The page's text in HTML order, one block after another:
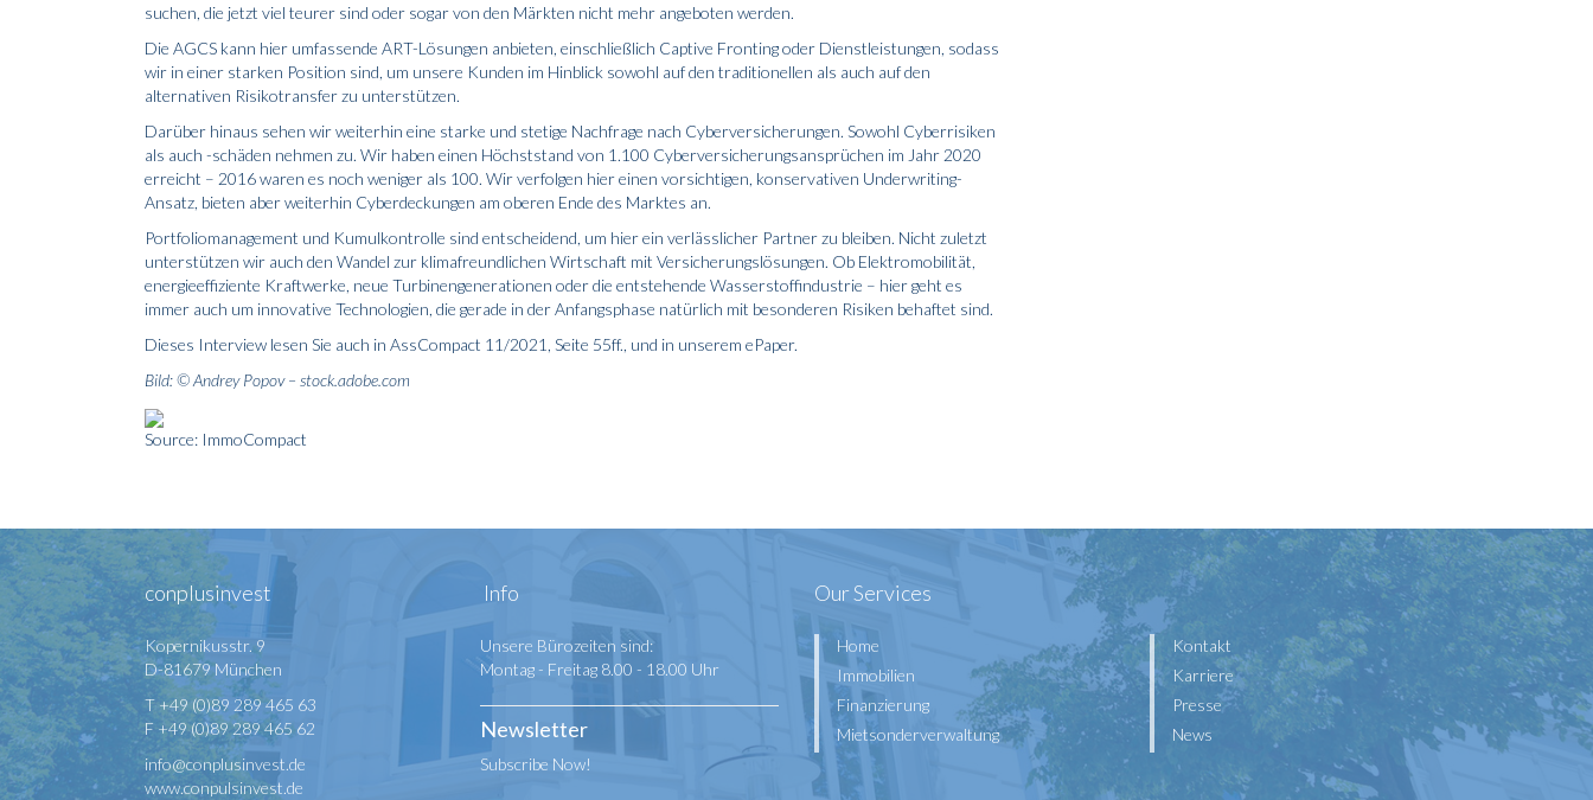
suchen, die jetzt viel teurer sind oder sogar von den Märkten nicht mehr angeboten werden.
Die AGCS kann hier umfassende ART-Lösungen anbieten, einschließlich Captive Fronting oder Dienstleistungen, sodass
wir in einer starken Position sind, um unsere Kunden im Hinblick sowohl auf den traditionellen als auch auf den
alternativen Risikotransfer zu unterstützen.
Darüber hinaus sehen wir weiterhin eine starke und stetige Nachfrage nach Cyberversicherungen. Sowohl Cyberrisiken
als auch -schäden nehmen zu. Wir haben einen Höchststand von 1.100 Cyberversicherungsansprüchen im Jahr 2020
erreicht – 2016 waren es noch weniger als 100. Wir verfolgen hier einen vorsichtigen, konservativen Underwriting-
Ansatz, bieten aber weiterhin Cyber­deckungen am oberen Ende des Marktes an.
Portfoliomanagement und Kumulkontrolle sind entscheidend, um hier ein verlässlicher Partner zu bleiben. Nicht zuletzt
unterstützen wir auch den Wandel zur klimafreundlichen Wirtschaft mit Versiche­rungs­lösungen. Ob Elektro­mobilität,
energie­effiziente Kraftwerke, neue Turbinengenerationen oder die entstehende Wasserstoff­industrie – hier geht es
immer auch um innovative Technologien, die gerade in der Anfangsphase natürlich mit besonderen Risiken behaftet sind.
Dieses Interview lesen Sie auch in AssCompact 11/2021, Seite 55ff., und in unserem ePaper.
Bild: © Andrey Popov – stock.adobe.com
Source: ImmoCompact
conplusinvest
Kopernikusstr. 9
D-81679 München
T +49 (0)89 289 465 63
F +49 (0)89 289 465 62
info@conplusinvest.de
www.conpulsinvest.de
Info
Unsere Bürozeiten sind:
Montag - Freitag 8.00 - 18.00 Uhr
Newsletter
Subscribe Now!
Our Services
Home
Immobilien
Finanzierung
Mietsonderverwaltung
Kontakt
Karriere
Presse
News